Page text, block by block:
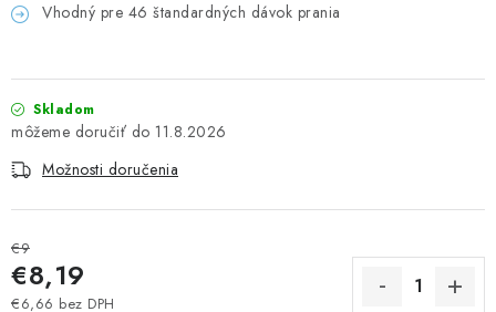
ZNAČKY
Obchodné podmienky Podmienky ochrany osobných údajov
Vhodný pre 46 štandardných dávok prania
Skladom
11.8.2026
Možnosti doručenia
€9
€8,19
€6,66 bez DPH